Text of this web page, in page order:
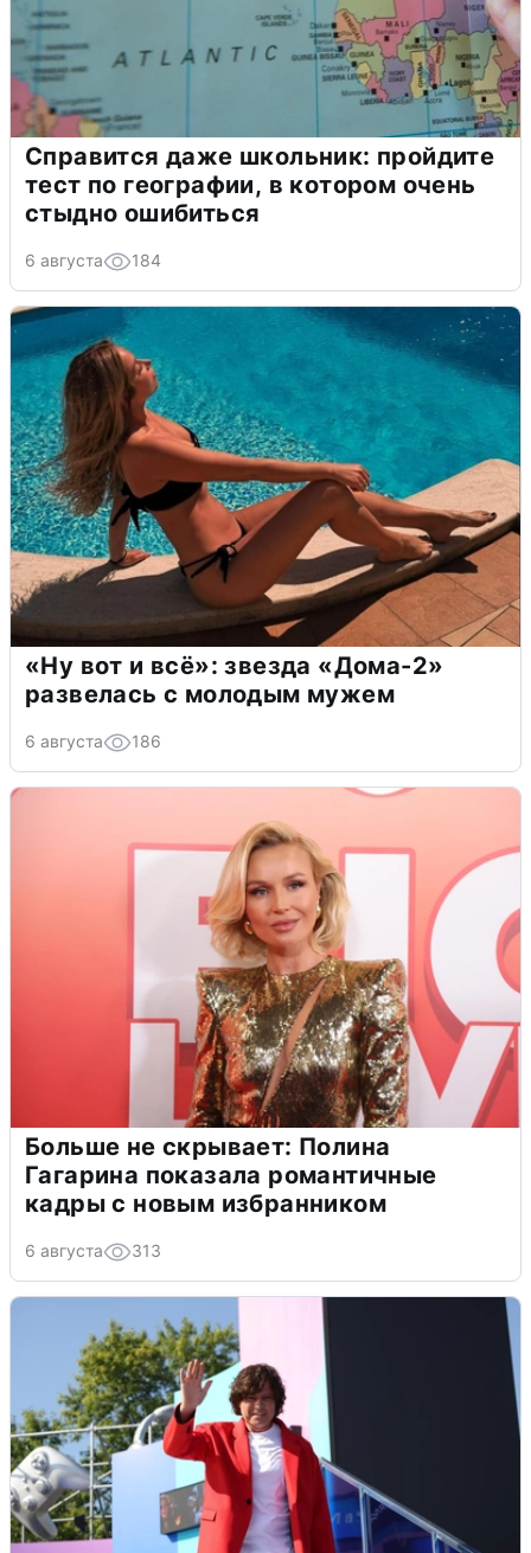
Справится даже школьник: пройдите
тест по географии, в котором очень
стыдно ошибиться
6 августа 184
«Ну вот и всё»: звезда «Дома-2»
развелась с молодым мужем
6 августа 186
Больше не скрывает: Полина
Гагарина показала романтичные
кадры с новым избранником
6 августа 313